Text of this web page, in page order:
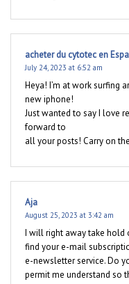
acheter du cytotec en
July 24, 2023 at 6:52 am
Heya! I’m at work surfing
new iphone!
Just wanted to say I love
forward to
all your posts! Carry on
Aja
August 25, 2023 at 3:42 am
I will right away take hold
find your e-mail
e-newsletter service. Do
permit me understand so